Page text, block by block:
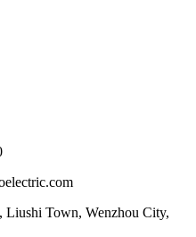
Liushi Town, Wenzhou City,